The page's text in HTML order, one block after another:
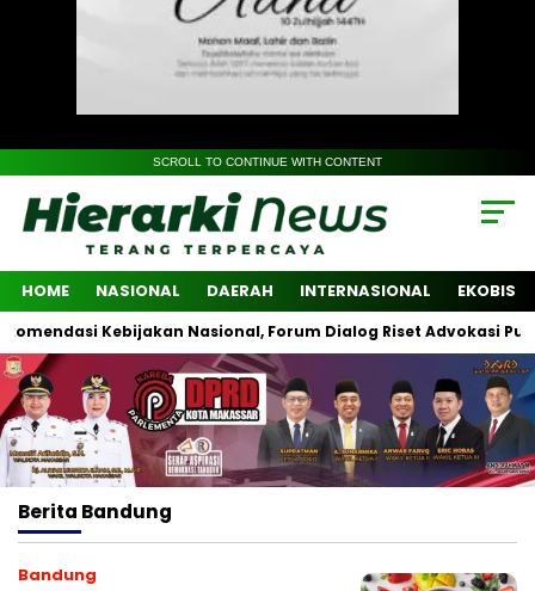
SCROLL TO CONTINUE WITH CONTENT
HOME NASIONAL DAERAH INTERNASIONAL EKOBIS
Kebijakan Nasional, Forum Dialog Riset Advokasi
Berita Bandung
Bandung